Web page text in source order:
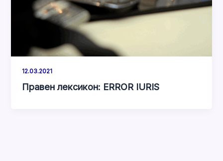
12.03.2021
Правен лексикон: ERROR IURIS